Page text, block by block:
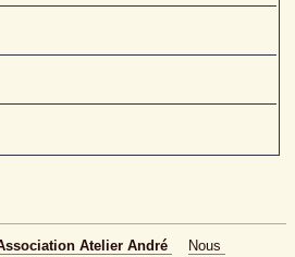
Atelier André Nous